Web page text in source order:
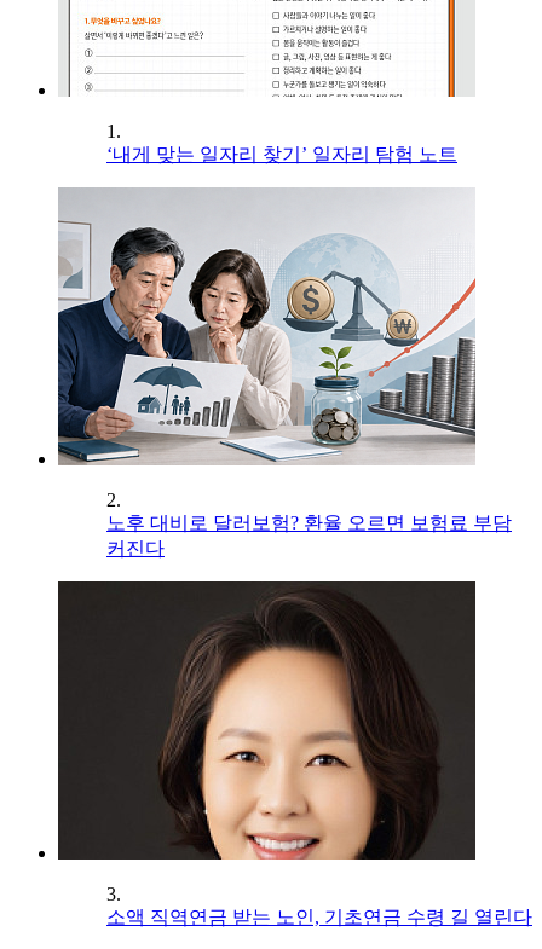
1.
‘내게 맞는 일자리 찾기’ 일자리 탐험 노트
2.
노후 대비로 달러보험? 환율 오르면 보험료 부담
커진다
3.
소액 직역연금 받는 노인, 기초연금 수령 길 열린다